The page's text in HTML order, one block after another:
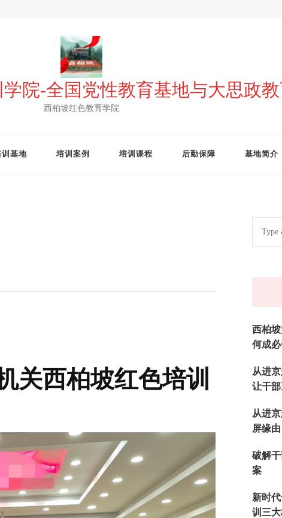
院-全国党性教育基地与大思政
西柏坡红色教育学院
训基地 培训案例 培训课程 后勤保障 基地简介
关西柏坡红色培训
找
什
西柏
何成必
从进
让干
从进
屏缘由
破解
案
新时
训三